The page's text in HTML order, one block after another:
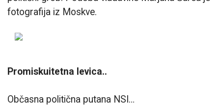
fotografija iz Moskve.
Promiskuitetna levica..
Občasna politična putana NSI…